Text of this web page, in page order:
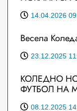
14.04.2026
Весела
23.12.2025
КОЛЕДНО
ФУТБОЛ НА
08.12.2025